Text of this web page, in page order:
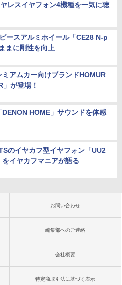
レスイヤフォン4機種を一気に聴
ースアルミホイール「CE28 N-p
まに剛性を向上
ミアムカー向けブランドHOMUR
が登場！
DENON HOME」サウンドを体感
のイヤカフ型イヤフォン「UU2
をイヤカフマニアが語る
お問い合わせ
編集部へのご連絡
会社概要
特定商取引法に基づく表示